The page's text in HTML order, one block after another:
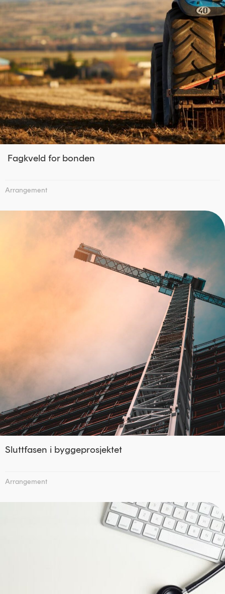
Fagkveld for bonden
Arrangement
Sluttfasen i byggeprosjektet
Arrangement